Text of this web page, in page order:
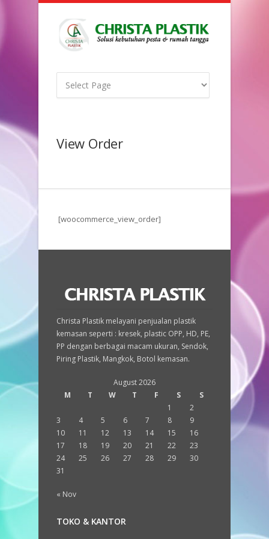
View Order
[woocommerce_view_order]
Christa Plastik melayani penjualan plastik
kemasan seperti : kresek, plastic OPP, HD, PE,
PP dengan berbagai macam ukuran, Sendok,
Piring Plastik, Mangkok, Botol kemasan.
August 2026
M
T W T F S
S
1
2
3
4 5 6 7 8
9
10
11 12 13 14 15
16
17
18 19 20 21 22
23
24
25 26 27 28 29
30
31
« Nov
TOKO & KANTOR